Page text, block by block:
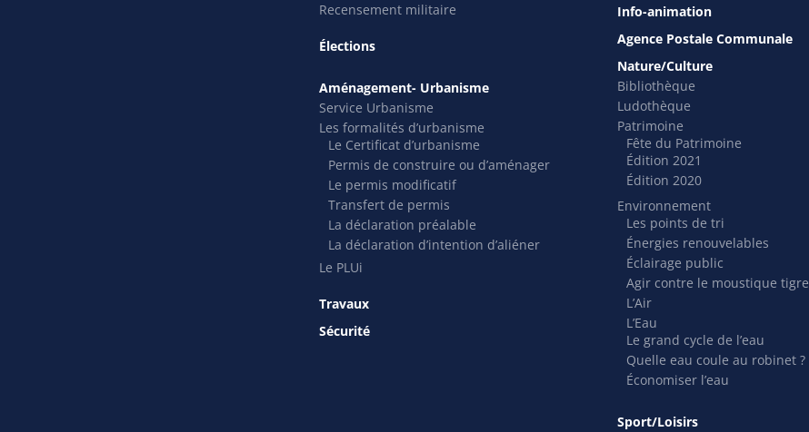
Recensement militaire
Élections
Aménagement- Urbanisme
Service Urbanisme
Les formalités d’urbanisme
Le Certificat d’urbanisme
Permis de construire ou d’aménager
Le permis modificatif
Transfert de permis
La déclaration préalable
La déclaration d’intention d’aliéner
Le PLUi
Travaux
Sécurité
Info-animation
Agence Postale Communale
Nature/Culture
Bibliothèque
Ludothèque
Patrimoine
Fête du Patrimoine
Édition 2021
Édition 2020
Environnement
Les points de tri
Énergies renouvelables
Éclairage public
Agir contre le moustique tigre
L’Air
L’Eau
Le grand cycle de l’eau
Quelle eau coule au robinet ?
Économiser l’eau
Sport/Loisirs